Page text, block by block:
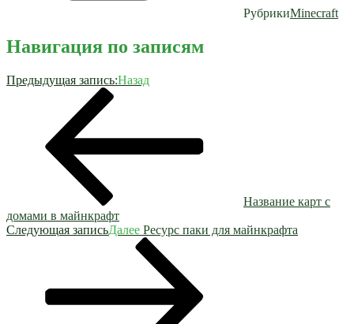
РубрикиMinecraft
Навигация по записям
Предыдущая запись:Назад
Название карт с
домами в майнкрафт
Следующая записьДалее Ресурс паки для майнкрафта